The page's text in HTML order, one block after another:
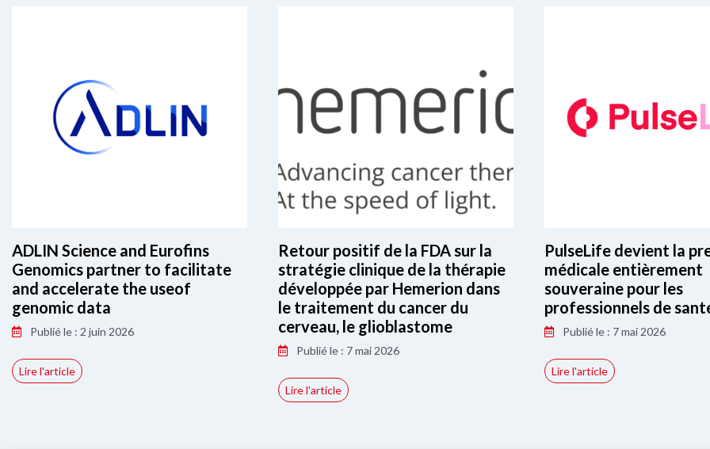
ADLIN Science and Eurofins
Genomics partner to facilitate
and accelerate the useof
genomic data
Publié le : 2 juin 2026
Lire l'article
Retour positif de la FDA sur la
stratégie clinique de la thérapie
développée par Hemerion dans
le traitement du cancer du
cerveau, le glioblastome
Publié le : 7 mai 2026
Lire l'article
PulseLife devient la
médicale entièrement
souveraine pour les
professionnels de
Publié le : 7 mai 2026
Lire l'article